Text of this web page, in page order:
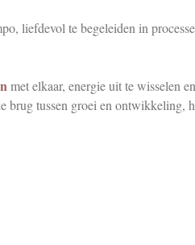
liefdevol te begeleiden in
met elkaar, energie uit te wisselen
brug tussen groei en ontwikkeling,